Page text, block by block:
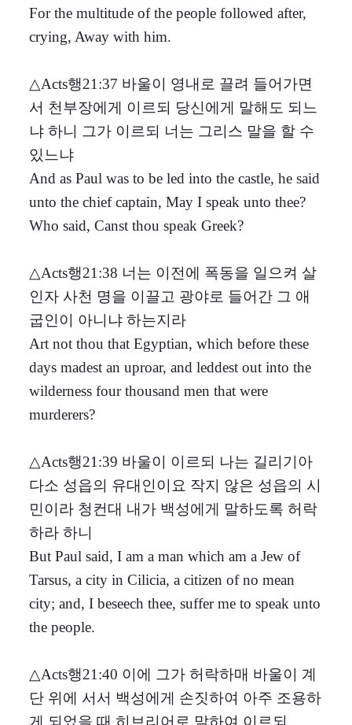
For the multitude of the people followed after,
crying, Away with him.
△Acts행21:37 바울이 영내로 끌려 들어가면
서 천부장에게 이르되 당신에게 말해도 되느
냐 하니 그가 이르되 너는 그리스 말을 할 수
있느냐
And as Paul was to be led into the castle, he said
unto the chief captain, May I speak unto thee?
Who said, Canst thou speak Greek?
△Acts행21:38 너는 이전에 폭동을 일으켜 살
인자 사천 명을 이끌고 광야로 들어간 그 애
굽인이 아니냐 하는지라
Art not thou that Egyptian, which before these
days madest an uproar, and leddest out into the
wilderness four thousand men that were
murderers?
△Acts행21:39 바울이 이르되 나는 길리기아
다소 성읍의 유대인이요 작지 않은 성읍의 시
민이라 청컨대 내가 백성에게 말하도록 허락
하라 하니
But Paul said, I am a man which am a Jew of
Tarsus, a city in Cilicia, a citizen of no mean
city; and, I beseech thee, suffer me to speak unto
the people.
△Acts행21:40 이에 그가 허락하매 바울이 계
단 위에 서서 백성에게 손짓하여 아주 조용하
게 되었을 때 히브리어로 말하여 이르되